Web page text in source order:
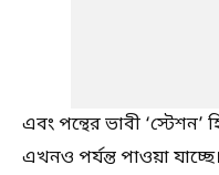
এবং পন্থের ভাবী
এখনও পর্যন্ত পাওয়া যাচ্ছে।